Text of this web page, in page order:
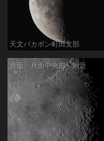
天文バカボン町田支部
月面「月面中央部」附近